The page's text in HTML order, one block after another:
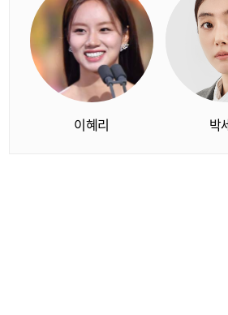
이혜리 박